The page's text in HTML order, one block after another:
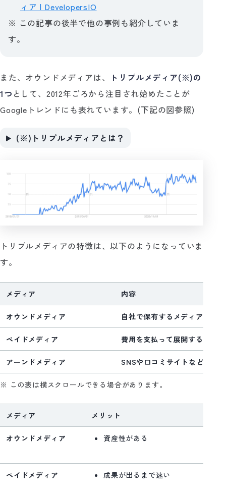
ィア | DevelopersIO
※ この記事の後半で他の事例も紹介していま
す。
また、オウンドメディアは、
トリプルメディア(※)の
1つ として、2012年ごろから注目され始めたことが
Googleトレンドにも表れています。(下記の図参照)
(※)トリプルメディアとは？
トリプルメディアの特徴は、以下のようになっていま
す。
メディア 内容
オウンドメディア 自社で保有するメディア
ペイドメディア 費用を支払って展開する広告
アーンドメディア SNSや口コミサイトなどで信
※ この表は横スクロールできる場合があります。
メディア メリット
オウンドメディア 資産性がある
ペイドメディア 成果が出るまで速い